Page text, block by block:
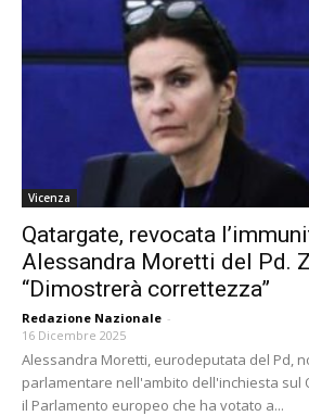
Vicenza
Qatargate, revocata
Alessandra Moretti del Pd.
“Dimostrerà correttezza”
Redazione Nazionale -
16 Dicembre 2025
Alessandra Moretti, eurodeputata del Pd,
parlamentare nell'ambito dell'inchiesta sul
il Parlamento europeo che ha votato a...